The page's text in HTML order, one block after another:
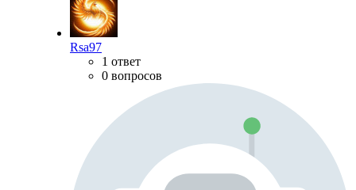
Rsa97
1 ответ
0 вопросов